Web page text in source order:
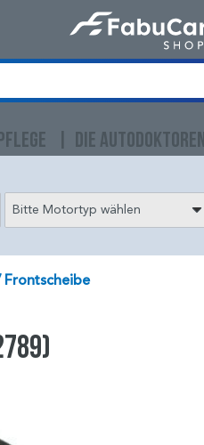
DIE AUTODOKTOREN
Bitte Motortyp wählen
Frontscheibe